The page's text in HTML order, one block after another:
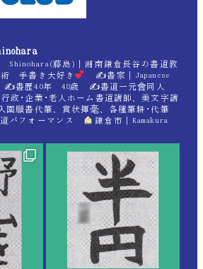
Shinohara(藤島)｜湘南鎌倉長谷の書道教
手書き大好き
✍書家｜Japanese
✍書歴40年 48歳 ✍書道一元會同人
政･企業･老人ホーム書道講師、美文字講
願書代筆、賞状揮毫、各種筆耕･代筆
パフォーマンス
鎌倉市｜Kamakura